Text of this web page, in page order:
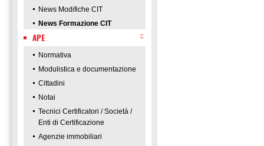
News Modifiche CIT
News Formazione CIT
APE
Normativa
Modulistica e documentazione
Cittadini
Notai
Tecnici Certificatori / Società /
Enti di Certificazione
Agenzie immobiliari